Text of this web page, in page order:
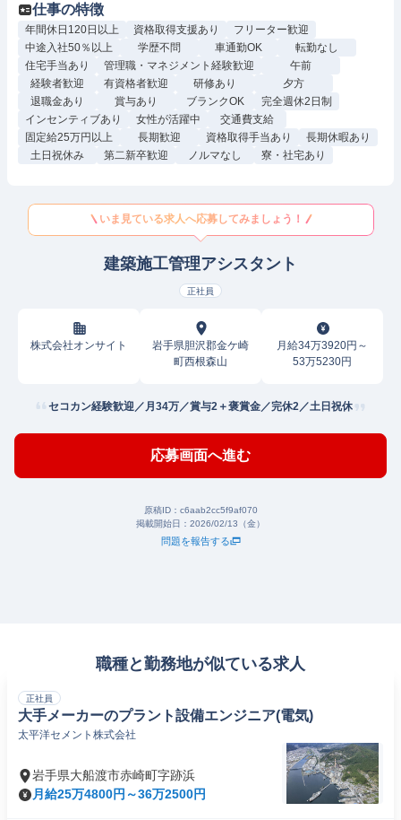
仕事の特徴
年間休日120日以上 資格取得支援あり
フリーター歓迎
中途入社50％以上
学歴不問 車通勤OK
転勤なし
住宅手当あり
管理職・マネジメント経験歓迎
午前
経験者歓迎
有資格者歓迎 研修あり
夕方
退職金あり
賞与あり ブランクOK
完全週休2日制
インセンティブあり
女性が活躍中
交通費支給
固定給25万円以上
長期歓迎 資格取得手当あり
長期休暇あり
土日祝休み
第二新卒歓迎 ノルマなし 寮・社宅あり
いま見ている求人へ応募してみましょう！
建築施工管理アシスタント
正社員
株式会社オンサイト
岩手県胆沢郡金ケ崎
町西根森山
月給34万3920円～
53万5230円
セコカン経験歓迎／月34万／賞与2＋褒賞金／完休2／土日祝休
応募画面へ進む
原稿ID： c6aab2cc5f9af070
掲載開始日： 2026/02/13（金）
問題を報告する
職種と勤務地が似ている求人
正社員
大手メーカーのプラント設備エンジニア(電気)
太平洋セメント株式会社
岩手県大船渡市赤崎町字跡浜
月給25万4800円～36万2500円